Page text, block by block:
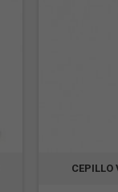
CEPILLO